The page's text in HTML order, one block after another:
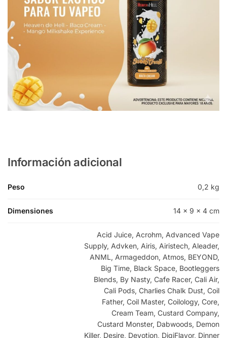
Información adicional
Peso 0,2 kg
Dimensiones 14 × 9 × 4 cm
Acid Juice, Acrohm, Advanced Vape
Supply, Advken, Airis, Airistech, Aleader,
ANML, Armageddon, Atmos, BEYOND,
Big Time, Black Space, Bootleggers
Blends, By Nasty, Cafe Racer, Cali Air,
Cali Pods, Charlies Chalk Dust, Coil
Father, Coil Master, Coilology, Core,
Cream Team, Custard Company,
Custard Monster, Dabwoods, Demon
Killer, Desire, Devotion, DigiFlavor, Dinner